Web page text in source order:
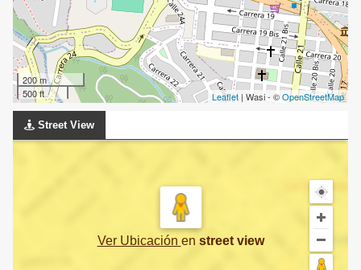
200 m
500 ft
Leaflet | Wasi - ©OpenStreetMap
Street View
Ver Ubicación en street view